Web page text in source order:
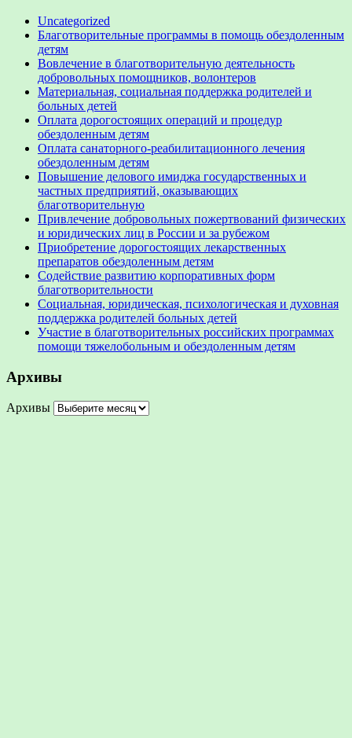
Uncategorized
Благотворительные программы в помощь обездоленным
детям
Вовлечение в благотворительную деятельность
добровольных помощников, волонтеров
Материальная, социальная поддержка родителей и
больных детей
Оплата дорогостоящих операций и процедур
обездоленным детям
Оплата санаторного-реабилитационного лечения
обездоленным детям
Повышение делового имиджа государственных и
частных предприятий, оказывающих
благотворительную
Привлечение добровольных пожертвований физических
и юридических лиц в России и за рубежом
Приобретение дорогостоящих лекарственных
препаратов обездоленным детям
Содействие развитию корпоративных форм
благотворительности
Социальная, юридическая, психологическая и духовная
поддержка родителей больных детей
Участие в благотворительных российских программах
помощи тяжелобольным и обездоленным детям
Архивы
Архивы